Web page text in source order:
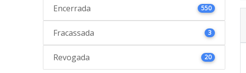
Encerrada 550
Fracassada 3
Revogada 20